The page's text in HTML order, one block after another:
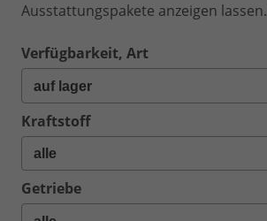
Ausstattungspakete anzeigen lassen.
Verfügbarkeit, Art
Kraftstoff
Getriebe